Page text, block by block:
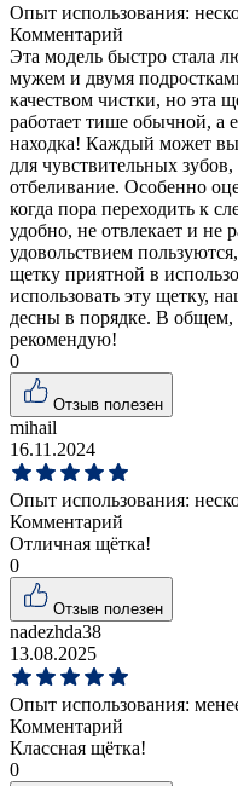
Опыт использования:
Комментарий
Эта модель быстро стала
мужем и двумя
качеством чистки, но эта
работает тише обычной, а
находка! Каждый может
для чувствительных
отбеливание. Особенно
когда пора переходить к
удобно, не отвлекает и не
удовольствием
щетку приятной в
использовать эту щетку,
десны в порядке. В общем,
рекомендую!
0
Отзыв полезен
mihail
16.11.2024
Опыт использования:
Комментарий
Отличная щётка!
0
Отзыв полезен
nadezhda38
13.08.2025
Опыт использования:
Комментарий
Классная щётка!
0